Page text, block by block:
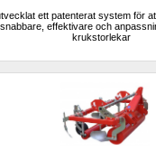
ett patenterat system för
effektivare och
krukstorlekar